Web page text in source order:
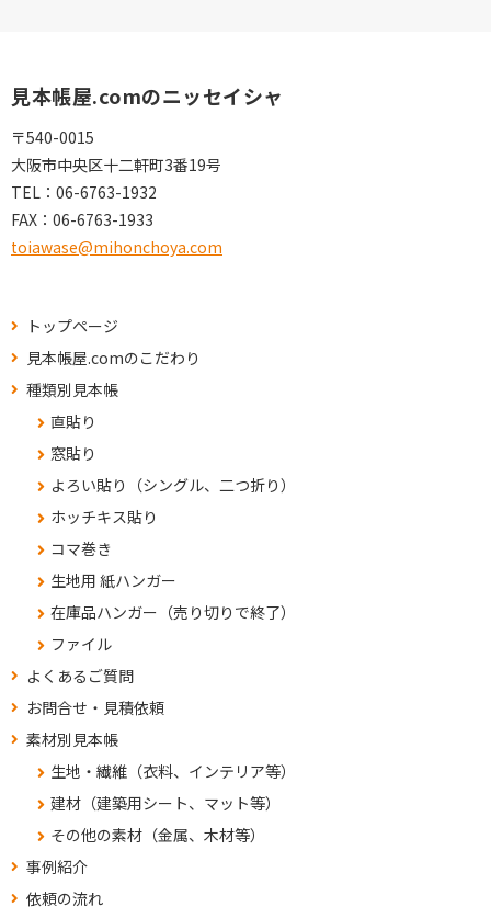
見本帳屋.comのニッセイシャ
〒540-0015
大阪市中央区十二軒町3番19号
TEL： 06-6763-1932
FAX： 06-6763-1933
toiawase@mihonchoya.com
トップページ
見本帳屋.comのこだわり
種類別見本帳
直貼り
窓貼り
よろい貼り（シングル、二つ折り）
ホッチキス貼り
コマ巻き
生地用 紙ハンガー
在庫品ハンガー（売り切りで終了）
ファイル
よくあるご質問
お問合せ・見積依頼
素材別見本帳
生地・繊維（衣料、インテリア等）
建材（建築用シート、マット等）
その他の素材（金属、木材等）
事例紹介
依頼の流れ